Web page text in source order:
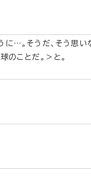
…。そうだ、そう思い
のことだ。＞と。